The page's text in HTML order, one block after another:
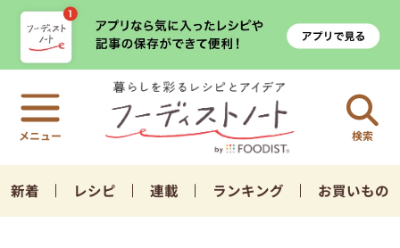
検索
新着 レシピ 連載 ランキング お買いもの